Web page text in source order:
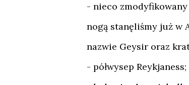
- nieco
nogą stanęliśmy już w
nazwie Geysir oraz
- półwysep Reykjaness;